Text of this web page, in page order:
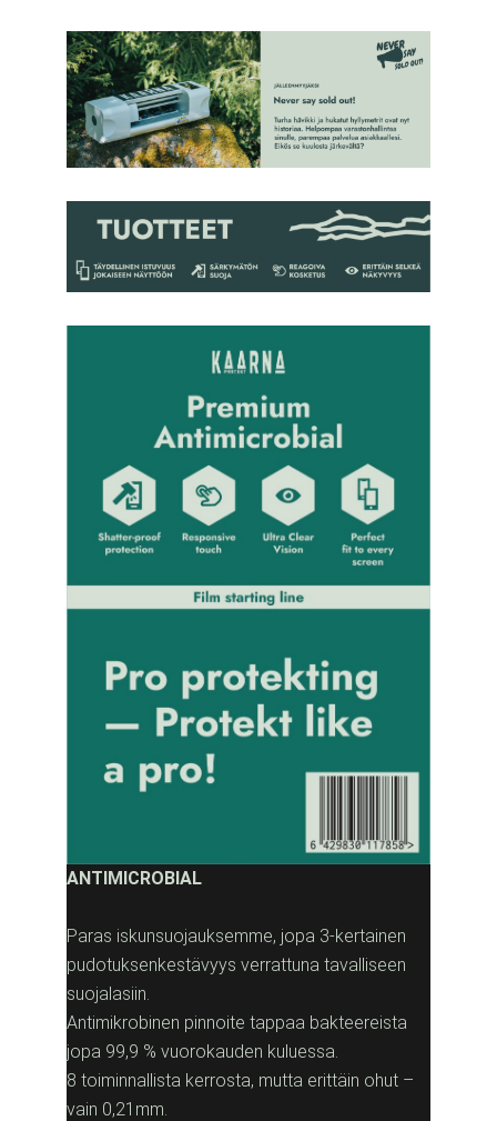
ANTIMICROBIAL
Paras iskunsuojauksemme, jopa 3-kertainen
pudotuksenkestävyys verrattuna tavalliseen
suojalasiin.
Antimikrobinen pinnoite tappaa bakteereista
jopa 99,9 % vuorokauden kuluessa.
8 toiminnallista kerrosta, mutta erittäin ohut –
vain 0,21mm.